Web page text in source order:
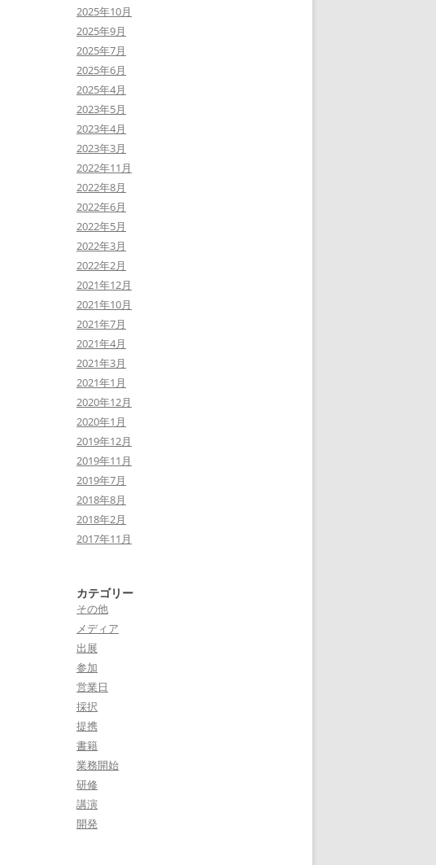
2025年10月
2025年9月
2025年7月
2025年6月
2025年4月
2023年5月
2023年4月
2023年3月
2022年11月
2022年8月
2022年6月
2022年5月
2022年3月
2022年2月
2021年12月
2021年10月
2021年7月
2021年4月
2021年3月
2021年1月
2020年12月
2020年1月
2019年12月
2019年11月
2019年7月
2018年8月
2018年2月
2017年11月
カテゴリー
その他
メディア
出展
参加
営業日
採択
提携
書籍
業務開始
研修
講演
開発